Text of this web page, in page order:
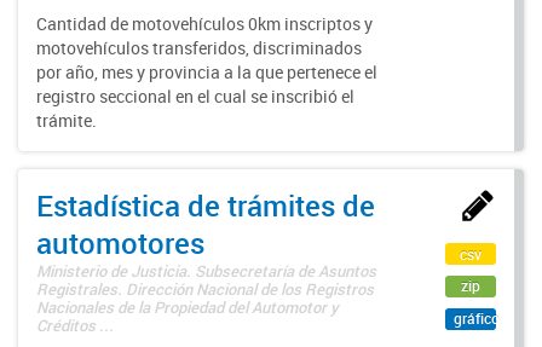
Cantidad de motovehículos 0km inscriptos y
motovehículos transferidos, discriminados
por año, mes y provincia a la que pertenece el
registro seccional en el cual se inscribió el
trámite.
Estadística de trámites de
automotores
Ministerio de Justicia. Subsecretaría de Asuntos
Registrales. Dirección Nacional de los Registros
Nacionales de la Propiedad del Automotor y
Créditos ...
csv
zip
gráfico